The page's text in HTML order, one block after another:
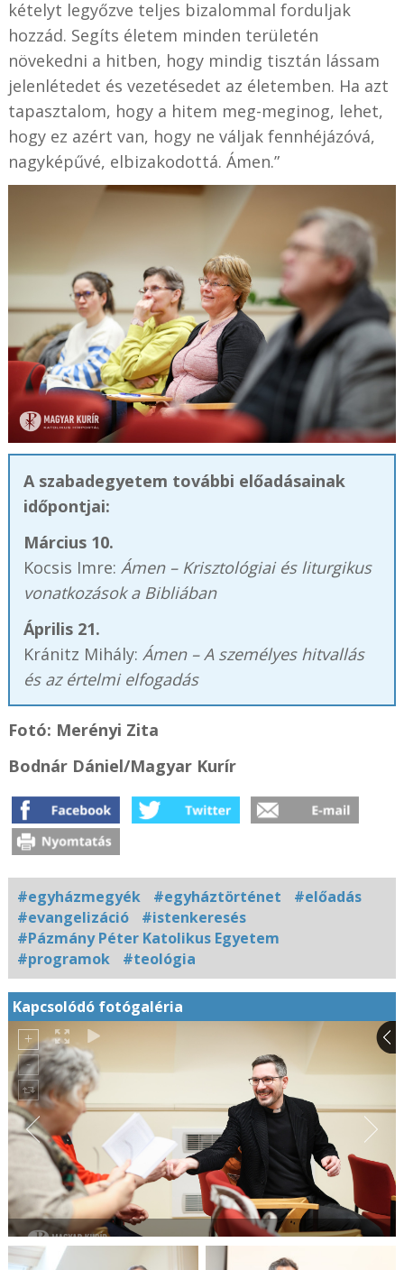
kételyt legyőzve teljes bizalommal forduljak
hozzád. Segíts életem minden területén
növekedni a hitben, hogy mindig tisztán lássam
jelenlétedet és vezetésedet az életemben. Ha azt
tapasztalom, hogy a hitem meg-meginog, lehet,
hogy ez azért van, hogy ne váljak fennhéjázóvá,
nagyképűvé, elbizakodottá. Ámen.”
A szabadegyetem további előadásainak
időpontjai:
Március 10.
Kocsis Imre: Ámen – Krisztológiai és liturgikus
vonatkozások a Bibliában
Április 21.
Kránitz Mihály: Ámen – A személyes hitvallás
és az értelmi elfogadás
Fotó: Merényi Zita
Bodnár Dániel/Magyar Kurír
#egyházmegyék #egyháztörténet
#előadás
#evangelizáció
#istenkeresés
#Pázmány Péter Katolikus Egyetem
#programok
#teológia
Kapcsolódó fotógaléria